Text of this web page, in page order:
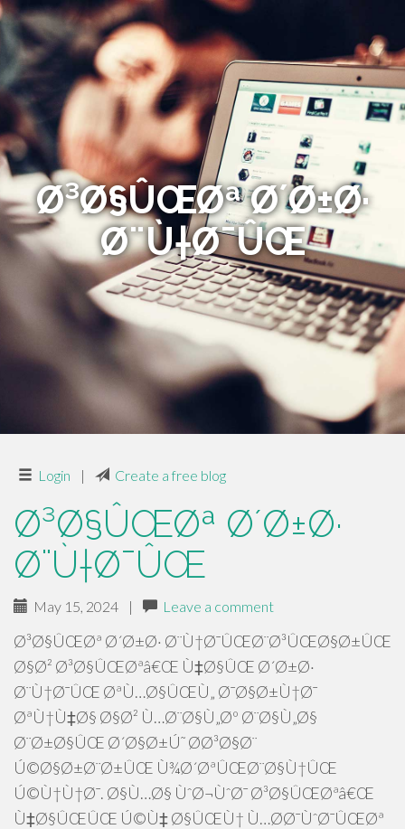
Ø³Ø§ÛŒØª Ø´Ø±Ø·
Ø¨Ù†Ø¯ÛŒ
Login | Create a free blog
Ø³Ø§ÛŒØª Ø´Ø±Ø·
Ø¨Ù†Ø¯ÛŒ
May 15, 2024 | Leave a comment
Ø³Ø§ÛŒØª Ø´Ø±Ø· Ø¨Ù†Ø¯ÛŒØ¨Ø³ÛŒØ§Ø±ÛŒ
Ø§Ø² Ø³Ø§ÛŒØªâ€Œ Ù‡Ø§ÛŒ Ø´Ø±Ø·
Ø¨Ù†Ø¯ÛŒ ØªÙ…Ø§ÛŒÙ„ Ø¯Ø§Ø±Ù†Ø¯
ØªÙ†Ù‡Ø§ Ø§Ø² Ù…Ø¨Ø§Ù„Øº Ø¨Ø§Ù„Ø§
Ø¨Ø±Ø§ÛŒ Ø´Ø§Ø±Ú˜ Ø­Ø³Ø§Ø¨
Ú©Ø§Ø±Ø¨Ø±ÛŒ Ù¾Ø´ØªÛŒØ¨Ø§Ù†ÛŒ
Ú©Ù†Ù†Ø¯. Ø§Ù…Ø§ ÙˆØ¬ÙˆØ¯ Ø³Ø§ÛŒØªâ€Œ
Ù‡Ø§ÛŒÛŒ Ú©Ù‡ Ø§ÛŒÙ† Ù…Ø­Ø¯ÙˆØ¯ÛŒØª